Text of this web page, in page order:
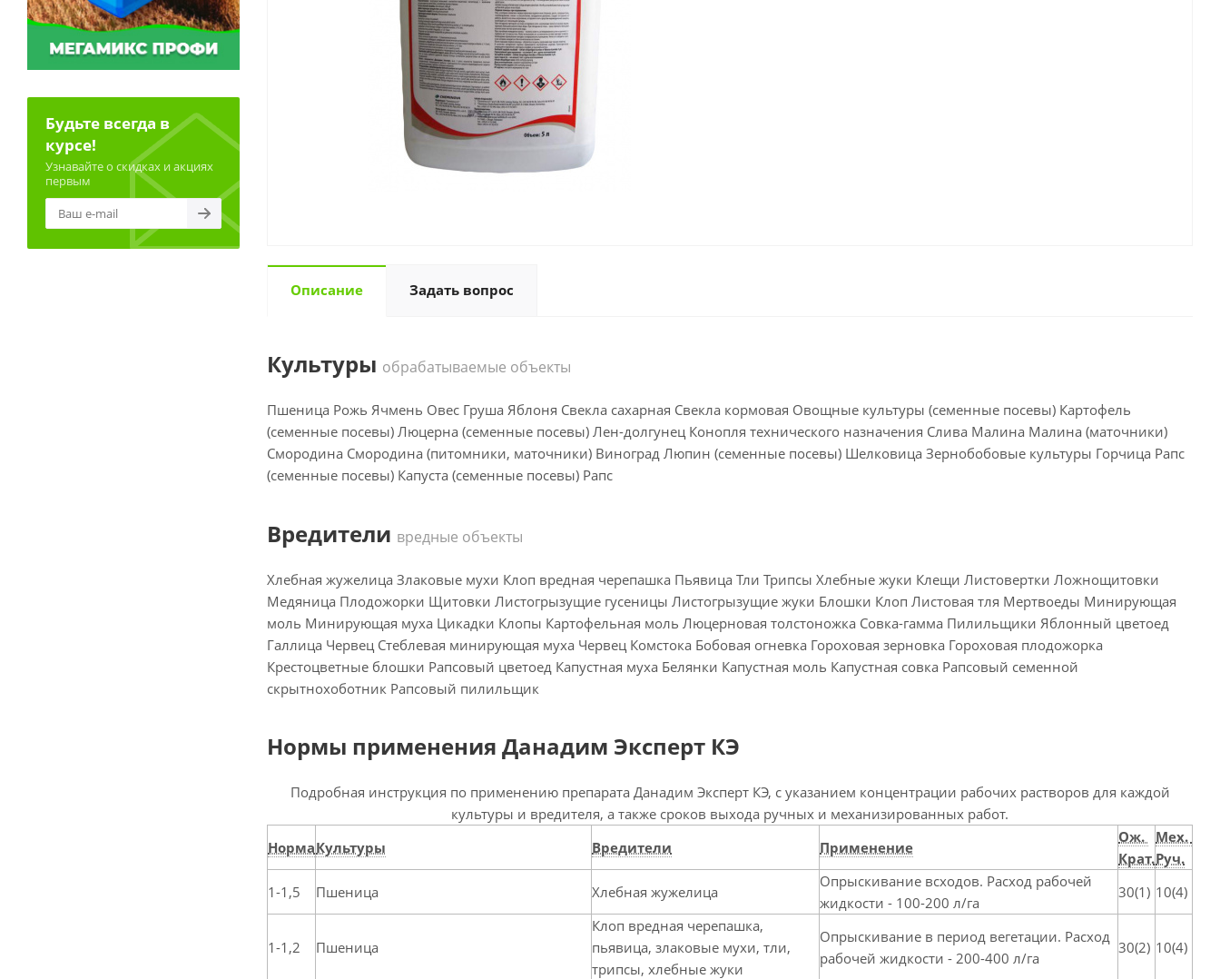
Описание Задать вопрос
Культуры обрабатываемые объекты
Пшеница Рожь Ячмень Овес Груша Яблоня Свекла сахарная Свекла кормовая Овощные культуры (семенные посевы) Картофель
(семенные посевы) Люцерна (семенные посевы) Лен-долгунец Конопля технического назначения Слива Малина Малина (маточники)
Смородина Смородина (питомники, маточники) Виноград Люпин (семенные посевы) Шелковица Зернобобовые культуры Горчица Рапс
(семенные посевы) Капуста (семенные посевы) Рапс
Вредители вредные объекты
Хлебная жужелица Злаковые мухи Клоп вредная черепашка Пьявица Тли Трипсы Хлебные жуки Клещи Листовертки Ложнощитовки
Медяница Плодожорки Щитовки Листогрызущие гусеницы Листогрызущие жуки Блошки Клоп Листовая тля Мертвоеды Минирующая
моль Минирующая муха Цикадки Клопы Картофельная моль Люцерновая толстоножка Совка-гамма Пилильщики Яблонный цветоед
Галлица Червец Стеблевая минирующая муха Червец Комстока Бобовая огневка Гороховая зерновка Гороховая плодожорка
Крестоцветные блошки Рапсовый цветоед Капустная муха Белянки Капустная моль Капустная совка Рапсовый семенной
скрытнохоботник Рапсовый пилильщик
Нормы применения Данадим Эксперт КЭ
Подробная инструкция по применению препарата Данадим Эксперт КЭ, с указанием концентрации рабочих растворов для каждой
культуры и вредителя, а также сроков выхода ручных и механизированных работ.
НормаКультуры Вредители Применение
Ож.
Крат.
Мех.
Руч.
1-1,5
Пшеница Хлебная жужелица
Опрыскивание всходов. Расход рабочей
жидкости - 100-200 л/га
30(1) 10(4)
1-1,2 Пшеница
Клоп вредная черепашка,
пьявица, злаковые мухи, тли,
трипсы, хлебные жуки
Опрыскивание в период вегетации. Расход
рабочей жидкости - 200-400 л/га
30(2) 10(4)
Будьте всегда в
курсе!
Узнавайте о скидках и акциях
первым